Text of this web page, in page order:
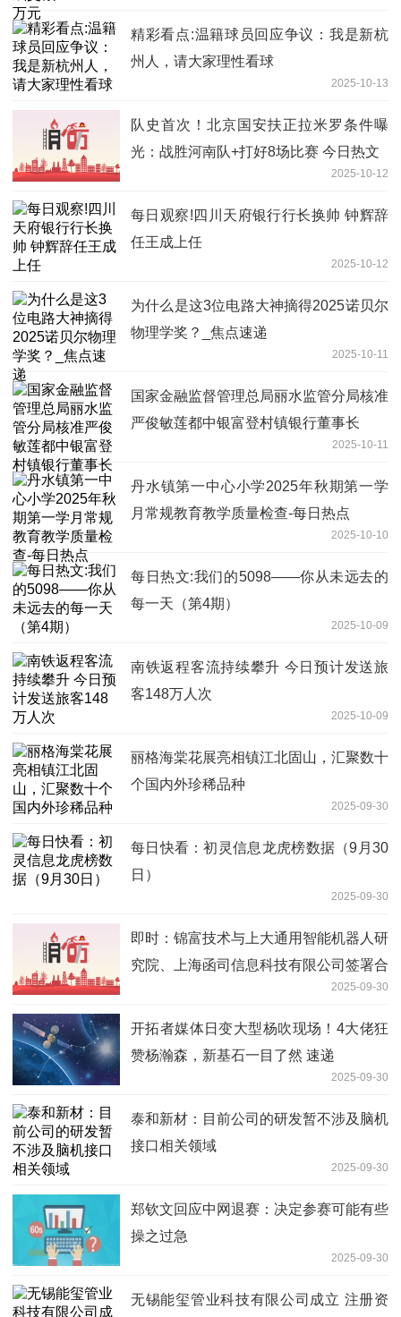
精彩看点:温籍球员回应争议：我是新杭
州人，请大家理性看球
2025-10-13
队史首次！北京国安扶正拉米罗条件曝
光：战胜河南队+打好8场比赛 今日热文
2025-10-12
每日观察!四川天府银行行长换帅 钟辉辞
任王成上任
2025-10-12
为什么是这3位电路大神摘得2025诺贝尔
物理学奖？_焦点速递
2025-10-11
国家金融监督管理总局丽水监管分局核准
严俊敏莲都中银富登村镇银行董事长
2025-10-11
丹水镇第一中心小学2025年秋期第一学
月常规教育教学质量检查-每日热点
2025-10-10
每日热文:我们的5098——你从未远去的
每一天（第4期）
2025-10-09
南铁返程客流持续攀升 今日预计发送旅
客148万人次
2025-10-09
丽格海棠花展亮相镇江北固山，汇聚数十
个国内外珍稀品种
2025-09-30
每日快看：初灵信息龙虎榜数据（9月30
日）
2025-09-30
即时：锦富技术与上大通用智能机器人研
究院、上海函司信息科技有限公司签署合
2025-09-30
开拓者媒体日变大型杨吹现场！4大佬狂
赞杨瀚森，新基石一目了然 速递
2025-09-30
泰和新材：目前公司的研发暂不涉及脑机
接口相关领域
2025-09-30
郑钦文回应中网退赛：决定参赛可能有些
操之过急
2025-09-30
无锡能玺管业科技有限公司成立 注册资